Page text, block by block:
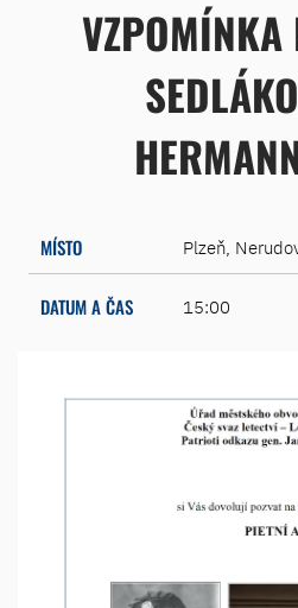
VZPOMÍNKA
MÍSTO Plzeň,
DATUM A ČAS 15:00